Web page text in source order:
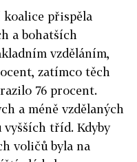
přispěla
a bohatších
vzděláním,
zatímco těch
76 procent.
a méně vzdělaných
vyšších tříd. Kdyby
voličů byla na